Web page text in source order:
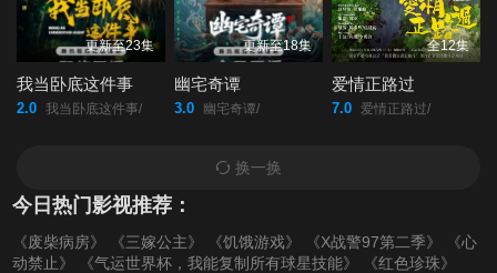
更新至23集
我当卧底这件事
2.0 我当卧底这件事/
更新至18集
幽宅奇谭
3.0 幽宅奇谭/
全12集
爱情正路过
7.0 爱情正路过/
换一换
今日热门影视推荐：
《废柴病房》 《三嫁公主》 《饥饿游戏》 《X战警97第二季》
《心
动禁止》
《气运世界杯，我能复制所有球星技能》
《红色珍珠》